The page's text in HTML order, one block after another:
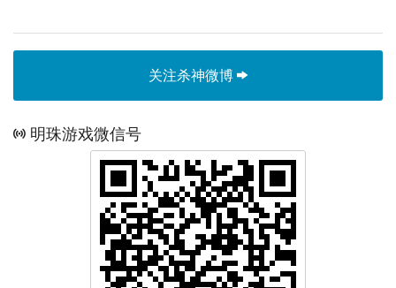
关注杀神微博
明珠游戏微信号